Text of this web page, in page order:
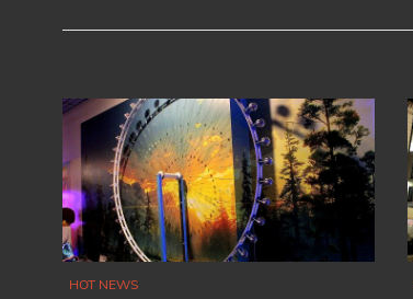
HOT NEWS